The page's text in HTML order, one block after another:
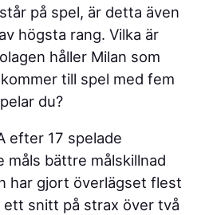
på spel, är detta även
högsta rang. Vilka är
håller Milan som
till spel med fem
du?
efter 17 spelade
måls bättre målskillnad
har gjort överlägset flest
ett snitt på strax över två